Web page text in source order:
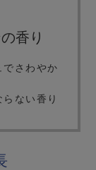
香り
でさわやか
ない香り